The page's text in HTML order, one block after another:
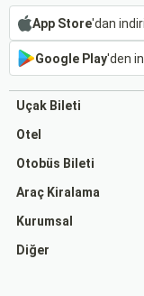
App Store'dan
Google Play'den
Uçak Bileti
Otel
Otobüs Bileti
Araç Kiralama
Kurumsal
Diğer